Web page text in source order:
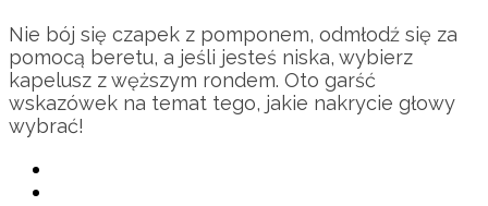
Nie bój się czapek z pomponem, odmłodź się za
pomocą beretu, a jeśli jesteś niska, wybierz
kapelusz z węższym rondem. Oto garść
wskazówek na temat tego, jakie nakrycie głowy
wybrać!